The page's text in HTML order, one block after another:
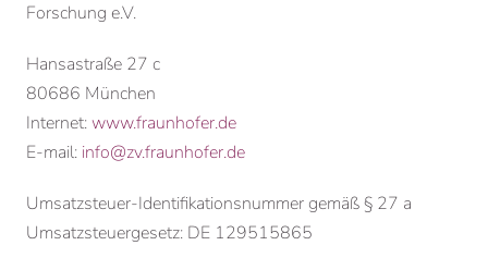
Forschung e.V.
Hansastraße 27 c
80686 München
Internet:www.fraunhofer.de
E-mail: info@zv.fraunhofer.de
Umsatzsteuer-Identifikationsnummer gemäß § 27 a
Umsatzsteuergesetz: DE 129515865